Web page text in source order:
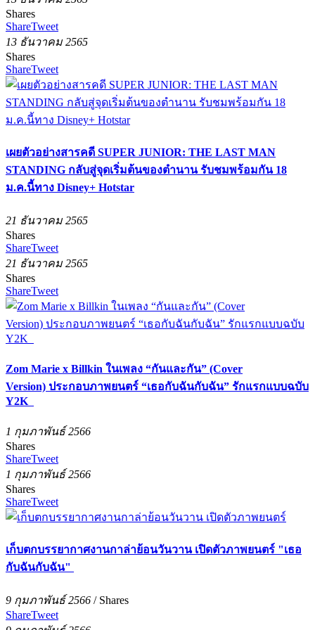
Shares
ShareTweet
13 ธันวาคม 2565
Shares
ShareTweet
เผยตัวอย่างสารคดี SUPER JUNIOR: THE LAST MAN
STANDING กลับสู่จุดเริ่มต้นของตำนาน รับชมพร้อมกัน 18
ม.ค.นี้ทาง Disney+ Hotstar
21 ธันวาคม 2565
Shares
ShareTweet
21 ธันวาคม 2565
Shares
ShareTweet
Zom Marie x Billkin ในเพลง “กันและกัน” (Cover
Version) ประกอบภาพยนตร์ “เธอกับฉันกับฉัน” รักแรกแบบฉบับ
Y2K
1 กุมภาพันธ์ 2566
Shares
ShareTweet
1 กุมภาพันธ์ 2566
Shares
ShareTweet
เก็บตกบรรยากาศงานกาล่าย้อนวันวาน เปิดตัวภาพยนตร์ "เธอ
กับฉันกับฉัน"
9 กุมภาพันธ์ 2566 / Shares
ShareTweet